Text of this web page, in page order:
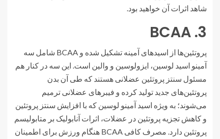
شاهد اثرات آن خواهید بود.
3. BCAA
پروتئین‌ها از اسیدهای آمینه تشکیل شده و BCAA شامل سه
آمینو اسید لوسین، ایزولوسین و والین است. این سه در کنار هم
مسئول سنتز پروتئین عضلانی هستند که طی آن بدن
پروتئین‌های جدید تولید کرده و فیبرهای عضلانی ترمیم
می‌شوند؛ به ویژه اسید آمینو لوسین که با افزایش سنتز پروتئین
و کاهش تجزیه پروتئین در عضلات، اثرات آنابولیک بر متابولیسم
پروتئین دارد. مصرف کافی BCAA هنگام ورزش برای اطمینان